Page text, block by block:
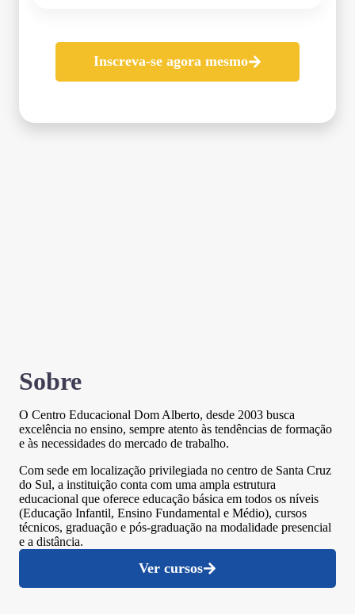
Inscreva-se agora mesmo
Sobre
O Centro Educacional Dom Alberto, desde 2003 busca
excelência no ensino, sempre atento às tendências de formação
e às necessidades do mercado de trabalho.
Com sede em localização privilegiada no centro de Santa Cruz
do Sul, a instituição conta com uma ampla estrutura
educacional que oferece educação básica em todos os níveis
(Educação Infantil, Ensino Fundamental e Médio), cursos
técnicos, graduação e pós-graduação na modalidade presencial
e a distância.
Ver cursos